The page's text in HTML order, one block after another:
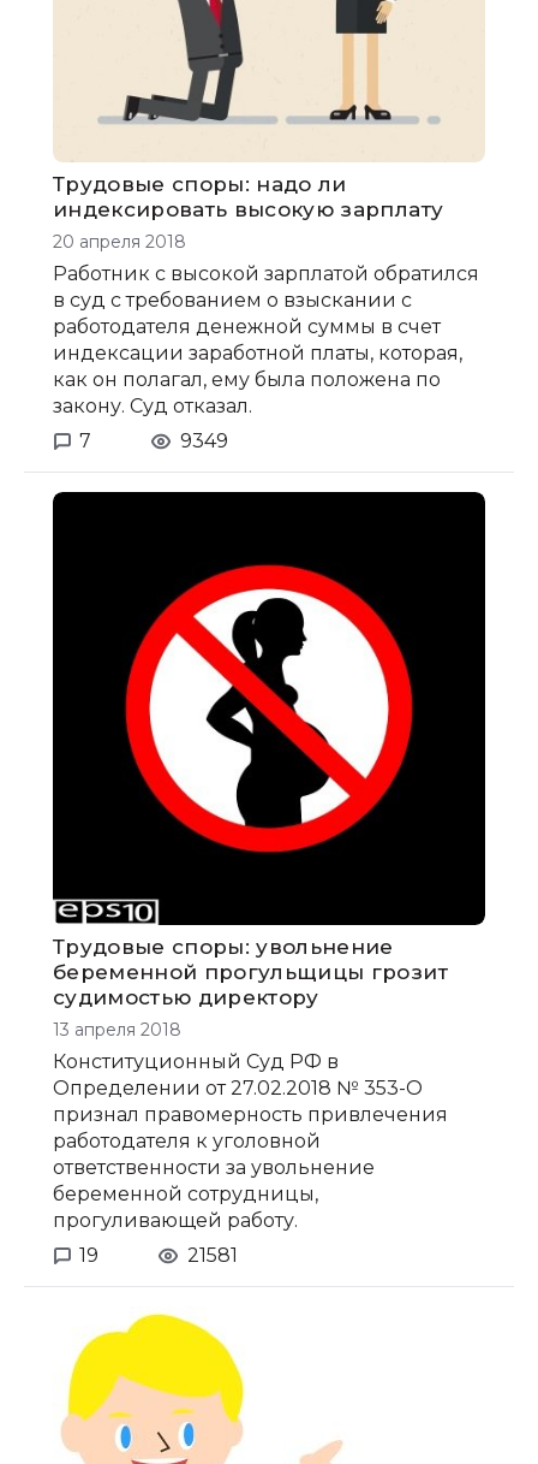
Трудовые споры: надо ли
индексировать высокую зарплату
20 апреля 2018
Работник с высокой зарплатой обратился
в суд с требованием о взыскании с
работодателя денежной суммы в счет
индексации заработной платы, которая,
как он полагал, ему была положена по
закону. Суд отказал.
7
9349
Трудовые споры: увольнение
беременной прогульщицы грозит
судимостью директору
13 апреля 2018
Конституционный Суд РФ в
Определении от 27.02.2018 № 353-О
признал правомерность привлечения
работодателя к уголовной
ответственности за увольнение
беременной сотрудницы,
прогуливающей работу.
19
21581